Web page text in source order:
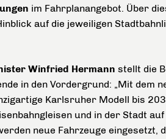
im Fahrplanangebot. Über
auf die jeweiligen
Winfried Hermann stellt die
in den Vordergrund: „Mit dem
Karlsruher Modell bis
und in der Stadt
neue Fahrzeuge eingesetzt,